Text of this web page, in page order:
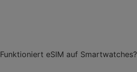
Funktioniert eSIM auf Smartwatches?